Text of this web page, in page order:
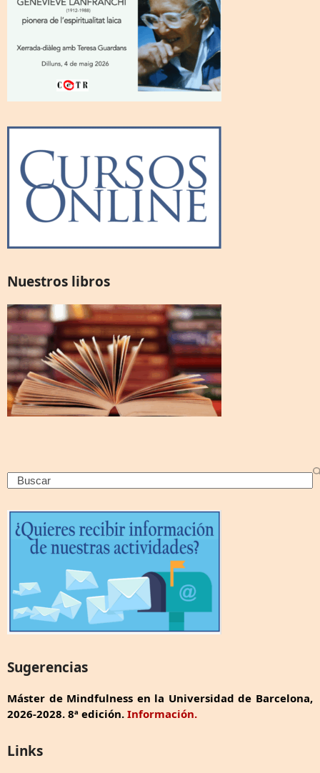
Nuestros libros
Search
Sugerencias
Máster de Mindfulness en la Universidad de Barcelona,
2026-2028. 8ª edición. Información.
Links